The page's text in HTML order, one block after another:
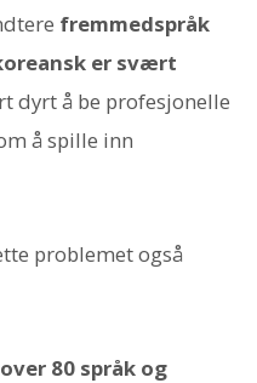
fremmedspråk
er svært
dyrt å be profesjonelle
å spille inn
problemet også
80 språk og